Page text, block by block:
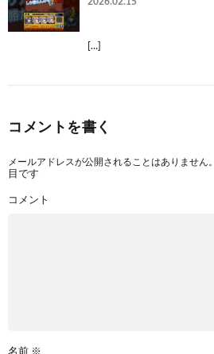
[…]
コメントを書く
メールアドレスが公開されることはありません。
目です
コメント
名前 ※